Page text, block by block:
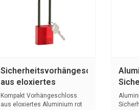
Sicherheitsvorhängeschloss
aus eloxiertes
Aluminium rot 834876
Kompakt Vorhängeschloss
aus eloxiertes Aluminium rot
mit